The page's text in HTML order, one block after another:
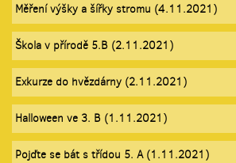
Měření výšky a šířky stromu (4.11.2021)
Škola v přírodě 5.B (2.11.2021)
Exkurze do hvězdárny (2.11.2021)
Halloween ve 3. B (1.11.2021)
Pojďte se bát s třídou 5. A (1.11.2021)